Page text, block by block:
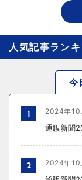
2026年08月06日
THE RICHが149の
人気記事ラン
今
1 2024年10
通販新聞
2 2024年10